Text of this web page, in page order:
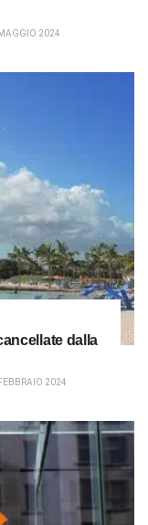
2024
dalla
2024